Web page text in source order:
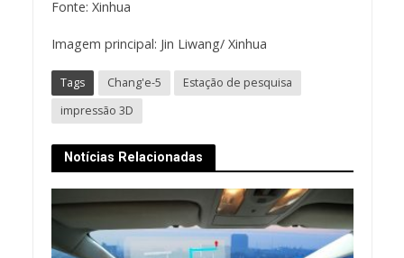
Fonte: Xinhua
Imagem principal: Jin Liwang/ Xinhua
Tags Chang'e-5
Estação de pesquisa
impressão 3D
Notícias Relacionadas